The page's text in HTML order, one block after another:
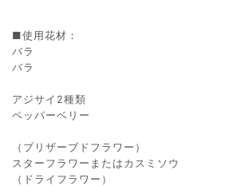
■使用花材：
バラ
バラ
アジサイ2種類
ペッパーベリー
（プリザーブドフラワー）
スターフラワーまたはカスミソウ
（ドライフラワー）